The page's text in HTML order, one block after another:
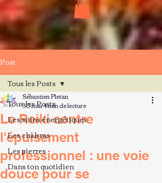
Post
Tous les Posts
Les soins énergétiques
Les chakras
Les pierres
Dans ton quotidien
Tous les Posts
Le Reiki contre
l'épuisement
professionnel : une voie
douce pour se
Sébastien Pletan
30 mai4 min de lecture